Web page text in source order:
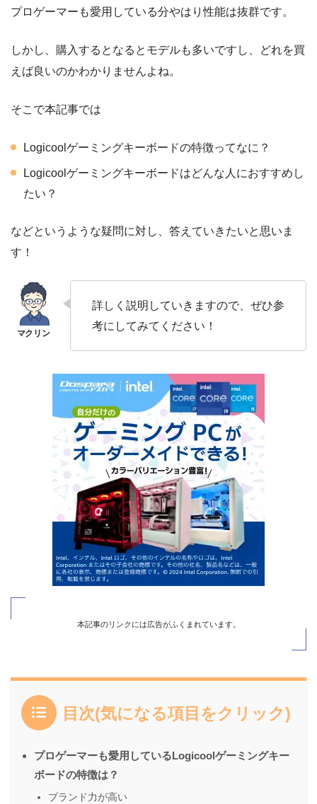
プロゲーマーも愛用している分やはり性能は抜群です。
しかし、購入するとなるとモデルも多いですし、どれを買
えば良いのかわかりませんよね。
そこで本記事では
Logicoolゲーミングキーボードの特徴ってなに？
Logicoolゲーミングキーボードはどんな人におすすめし
たい？
などというような疑問に対し、答えていきたいと思いま
す！
詳しく説明していきますので、ぜひ参
考にしてみてください！
本記事のリンクには広告がふくまれています。
目次(気になる項目をクリック)
プロゲーマーも愛用しているLogicoolゲーミングキー
ボードの特徴は？
ブランド力が高い